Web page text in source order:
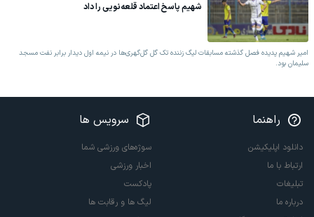
شهیم پاسخ اعتماد قلعه‌نویی را داد
امیر شهیم پدیده فصل گذشته مسابقات لیگ زننده تک گل گل‌گهری‌ها در نیمه اول دیدار برابر نفت مسجد
سلیمان بود.
راهنما
دانلود اپلیکیشن
ارتباط با ما
تبلیغات
درباره ما
سرویس ها
سوژه‌های ورزشی شما
اخبار ورزشی
پادکست
لیگ ها و رقابت ها